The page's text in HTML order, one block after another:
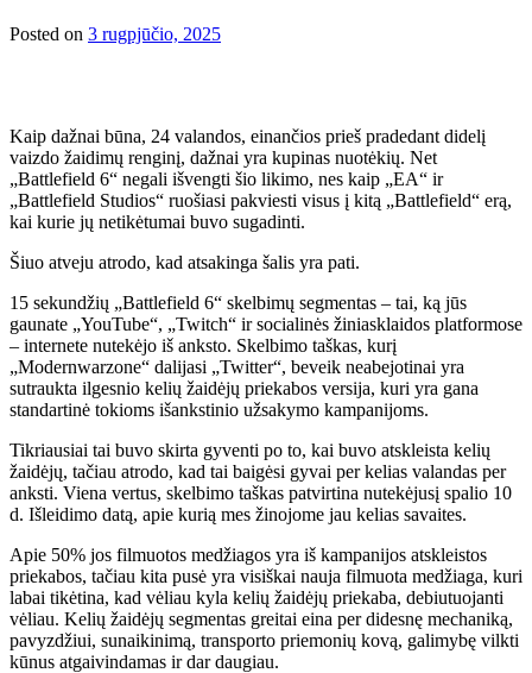
Posted on 3 rugpjūčio, 2025
Kaip dažnai būna, 24 valandos, einančios prieš pradedant didelį
vaizdo žaidimų renginį, dažnai yra kupinas nuotėkių. Net
„Battlefield 6“ negali išvengti šio likimo, nes kaip „EA“ ir
„Battlefield Studios“ ruošiasi pakviesti visus į kitą „Battlefield“ erą,
kai kurie jų netikėtumai buvo sugadinti.
Šiuo atveju atrodo, kad atsakinga šalis yra pati.
15 sekundžių „Battlefield 6“ skelbimų segmentas – tai, ką jūs
gaunate „YouTube“, „Twitch“ ir socialinės žiniasklaidos platformose
– internete nutekėjo iš anksto. Skelbimo taškas, kurį
„Modernwarzone“ dalijasi „Twitter“, beveik neabejotinai yra
sutraukta ilgesnio kelių žaidėjų priekabos versija, kuri yra gana
standartinė tokioms išankstinio užsakymo kampanijoms.
Tikriausiai tai buvo skirta gyventi po to, kai buvo atskleista kelių
žaidėjų, tačiau atrodo, kad tai baigėsi gyvai per kelias valandas per
anksti. Viena vertus, skelbimo taškas patvirtina nutekėjusį spalio 10
d. Išleidimo datą, apie kurią mes žinojome jau kelias savaites.
Apie 50% jos filmuotos medžiagos yra iš kampanijos atskleistos
priekabos, tačiau kita pusė yra visiškai nauja filmuota medžiaga, kuri
labai tikėtina, kad vėliau kyla kelių žaidėjų priekaba, debiutuojanti
vėliau. Kelių žaidėjų segmentas greitai eina per didesnę mechaniką,
pavyzdžiui, sunaikinimą, transporto priemonių kovą, galimybę vilkti
kūnus atgaivindamas ir dar daugiau.